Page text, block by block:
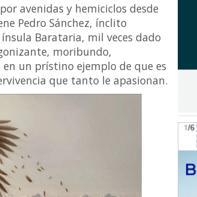
avenidas y hemiciclos desde
Pedro Sánchez, ínclito
Barataria, mil veces dado
moribundo,
un prístino ejemplo de que es
que tanto le apasionan.